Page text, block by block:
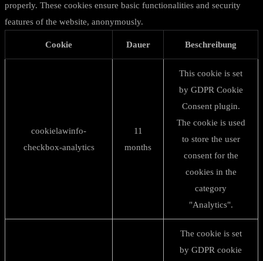
properly. These cookies ensure basic functionalities and security
features of the website, anonymously.
Cookie Dauer Beschreibung
cookielawinfo-
checkbox-analytics
11
months
This cookie is set
by GDPR Cookie
Consent plugin.
The cookie is used
to store the user
consent for the
cookies in the
category
"Analytics".
The cookie is set
by GDPR cookie